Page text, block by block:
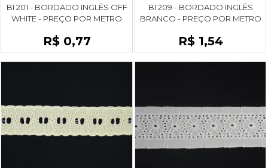
BI 201 - BORDADO INGLÊS OFF
WHITE - PREÇO POR METRO
R$ 0,77
BI 209 - BORDADO INGLÊS
BRANCO - PREÇO POR METRO
R$ 1,54